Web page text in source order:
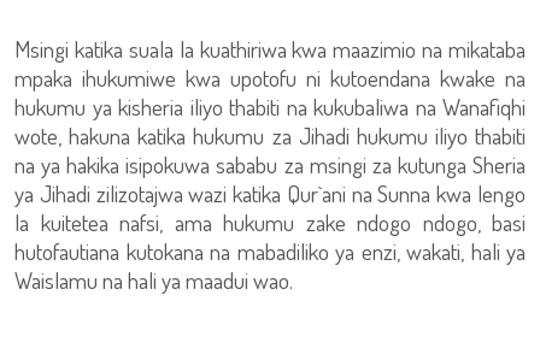
Msingi katika suala la kuathiriwa kwa maazimio na mikataba
mpaka ihukumiwe kwa upotofu ni kutoendana kwake na
hukumu ya kisheria iliyo thabiti na kukubaliwa na Wanafiqhi
wote, hakuna katika hukumu za Jihadi hukumu iliyo thabiti
na ya hakika isipokuwa sababu za msingi za kutunga Sheria
ya Jihadi zilizotajwa wazi katika Qur`ani na Sunna kwa lengo
la kuitetea nafsi, ama hukumu zake ndogo ndogo, basi
hutofautiana kutokana na mabadiliko ya enzi, wakati, hali ya
Waislamu na hali ya maadui wao.